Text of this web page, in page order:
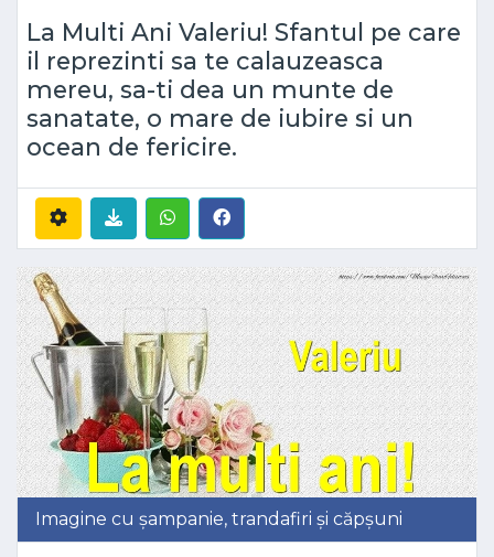
La Multi Ani Valeriu! Sfantul pe care
il reprezinti sa te calauzeasca
mereu, sa-ti dea un munte de
sanatate, o mare de iubire si un
ocean de fericire.
Imagine cu șampanie, trandafiri și căpșuni